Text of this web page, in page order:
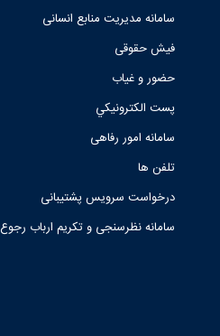
سامانه مدیریت منابع انسانی
فیش حقوقی
حضور و غیاب
پست الكترونيكي
سامانه امور رفاهی
تلفن ها
درخواست سرویس پشتیبانی
سامانه نظرسنجی و تکریم ارباب رجوع